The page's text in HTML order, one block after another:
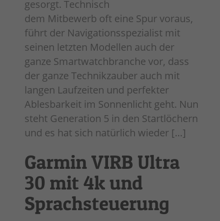
gesorgt. Technisch
dem Mitbewerb oft eine Spur voraus,
führt der Navigationsspezialist mit
seinen letzten Modellen auch der
ganze Smartwatchbranche vor, dass
der ganze Technikzauber auch mit
langen Laufzeiten und perfekter
Ablesbarkeit im Sonnenlicht geht. Nun
steht Generation 5 in den Startlöchern
und es hat sich natürlich wieder […]
Garmin VIRB Ultra
30 mit 4k und
Sprachsteuerung